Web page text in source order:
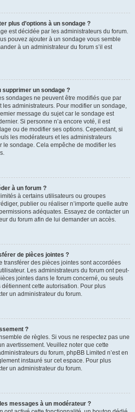
plus d’options à un sondage ?
est décidée par les administrateurs du forum.
pouvez ajouter à un sondage vous semble
à un administrateur du forum s’il est
un sondage ?
sondages ne peuvent être modifiés que par
les administrateurs. Pour modifier un sondage,
message du sujet car le sondage est
Si personne n’a encore voté, il est
ou de modifier ses options. Cependant, si
les modérateurs et les administrateurs
le sondage. Cela empêche de modifier les
à un forum ?
à certains utilisateurs ou groupes
publier ou réaliser n’importe quelle autre
adéquates. Essayez de contacter un
du forum afin de lui demander un accès.
de pièces jointes ?
transférer des pièces jointes sont accordées
Les administrateurs du forum ont peut-
jointes dans le forum concerné, ou seuls
cette autorisation. Pour plus
un administrateur du forum.
?
de règles. Si vous ne respectez pas une
avertissement. Veuillez noter que cette
du forum, phpBB Limited n’est en
instauré sur cet espace. Pour plus
un administrateur du forum.
messages à un modérateur ?